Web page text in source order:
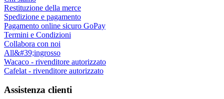
Restituzione della merce
Spedizione e pagamento
Pagamento online sicuro GoPay
Termini e Condizioni
Collabora con noi
All&#39;ingrosso
Wacaco - rivenditore autorizzato
Cafelat - rivenditore autorizzato
Assistenza clienti